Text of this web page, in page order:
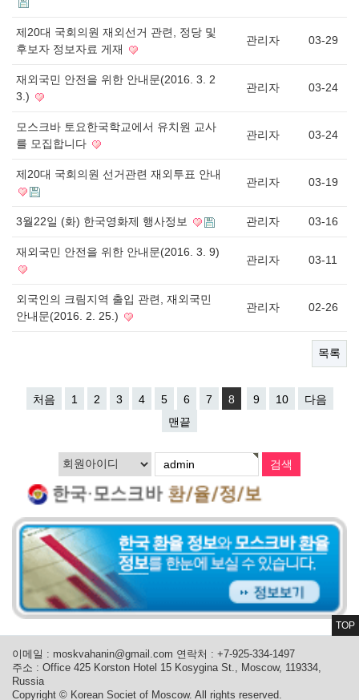
제20대 국회의원 재외선거 관련, 정당 및
후보자 정보자료 게재
관리자 03-29
재외국민 안전을 위한 안내문(2016. 3. 2
3.)
관리자 03-24
모스크바 토요한국학교에서 유치원 교사
를 모집합니다
관리자 03-24
제20대 국회의원 선거관련 재외투표 안내
관리자 03-19
3월22일 (화) 한국영화제 행사정보 관리자 03-16
재외국민 안전을 위한 안내문(2016. 3. 9)
관리자 03-11
외국인의 크림지역 출입 관련, 재외국민
안내문(2016. 2. 25.)
관리자 02-26
목록
처음 1 2 3 4 5 6 7 8 9 10
다음
맨끝
이메일 : moskvahanin@gmail.com 연락처 : +7-925-334-1497
주소 : Office 425 Korston Hotel 15 Kosygina St., Moscow, 119334,
Russia
Copyright © Korean Societ of Moscow. All rights reserved.
TOP